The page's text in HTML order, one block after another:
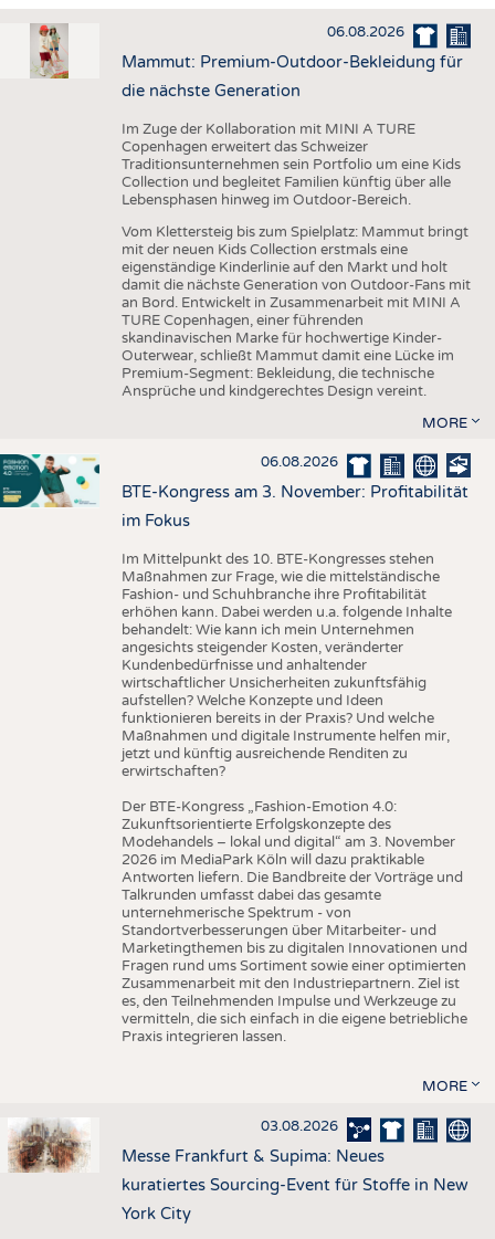
HAUS- UND HEIMTEXTILIEN
BEKLEIDUNG
TESTS
AUSSCHREIBUNGEN
DTV AUSSCHREIBUNGSDIENST
STATISTICS
DAUNENCHECK
ADRESSEN & LINKS
PUBLIKATIONEN
TERMINE
BRANCHENTERMINE
06.08.2026
Mammut: Premium-Outdoor-Bekleidung für
die nächste Generation
Im Zuge der Kollaboration mit MINI A TURE
Copenhagen erweitert das Schweizer
Traditionsunternehmen sein Portfolio um eine Kids
Collection und begleitet Familien künftig über alle
Lebensphasen hinweg im Outdoor-Bereich.
Vom Klettersteig bis zum Spielplatz: Mammut bringt
mit der neuen Kids Collection erstmals eine
eigenständige Kinderlinie auf den Markt und holt
damit die nächste Generation von Outdoor-Fans mit
an Bord. Entwickelt in Zusammenarbeit mit MINI A
TURE Copenhagen, einer führenden
skandinavischen Marke für hochwertige Kinder-
Outerwear, schließt Mammut damit eine Lücke im
Premium-Segment: Bekleidung, die technische
Ansprüche und kindgerechtes Design vereint.
MORE
06.08.2026
BTE-Kongress am 3. November: Profitabilität
im Fokus
Im Mittelpunkt des 10. BTE-Kongresses stehen
Maßnahmen zur Frage, wie die mittelständische
Fashion- und Schuhbranche ihre Profitabilität
erhöhen kann. Dabei werden u.a. folgende Inhalte
behandelt: Wie kann ich mein Unternehmen
angesichts steigender Kosten, veränderter
Kundenbedürfnisse und anhaltender
wirtschaftlicher Unsicherheiten zukunftsfähig
aufstellen? Welche Konzepte und Ideen
funktionieren bereits in der Praxis? Und welche
Maßnahmen und digitale Instrumente helfen mir,
jetzt und künftig ausreichende Renditen zu
erwirtschaften?
Der BTE-Kongress „Fashion-Emotion 4.0:
Zukunftsorientierte Erfolgskonzepte des
Modehandels – lokal und digital“ am 3. November
2026 im MediaPark Köln will dazu praktikable
Antworten liefern. Die Bandbreite der Vorträge und
Talkrunden umfasst dabei das gesamte
unternehmerische Spektrum - von
Standortverbesserungen über Mitarbeiter- und
Marketingthemen bis zu digitalen Innovationen und
Fragen rund ums Sortiment sowie einer optimierten
Zusammenarbeit mit den Industriepartnern. Ziel ist
es, den Teilnehmenden Impulse und Werkzeuge zu
vermitteln, die sich einfach in die eigene betriebliche
Praxis integrieren lassen.
MORE
03.08.2026
Messe Frankfurt & Supima: Neues
kuratiertes Sourcing-Event für Stoffe in New
York City